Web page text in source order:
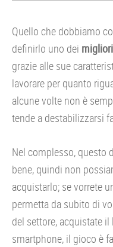
Quello che dobbiamo
definirlo uno dei
grazie alle sue
lavorare per quanto
alcune volte non è
tende a destabilizzarsi
Nel complesso, questo
bene, quindi non
acquistarlo; se vorrete
permetta da subito di
del settore, acquistate il
smartphone, il gioco è